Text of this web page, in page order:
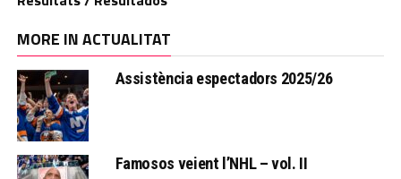
MORE IN ACTUALITAT
Assistència espectadors 2025/26
Famosos veient l’NHL – vol. II